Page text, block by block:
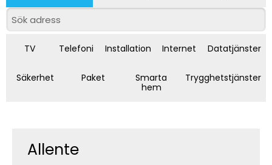
TV Telefoni Installation Internet Datatjänster
Säkerhet Paket
Smarta
hem
Trygghetstjänster
Allente